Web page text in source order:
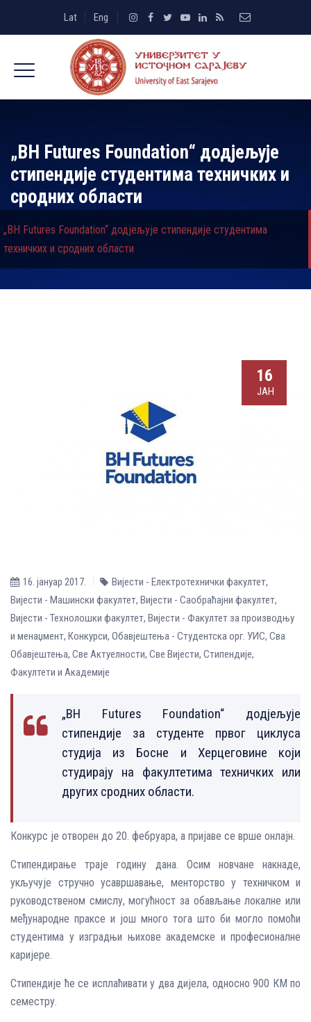
Lat Eng
„BH Futures Foundation“ додјељује
стипендије студентима техничких и
сродних области
„BH Futures Foundation“ додјељује стипендије студентима
техничких и сродних области
16
ЈАН
16. јануар 2017. Вијести - Електротехнички факултет,
Вијести - Машински факултет, Вијести - Саобраћајни факултет,
Вијести - Технолошки факултет, Вијести - Факултет за производњу
и менаџмент, Конкурси, Обавјештења - Студентска орг. УИС, Сва
Обавјештења, Све Aктуелности, Све Вијести, Стипендије,
Факултети и Академије
„BH Futures Foundation“ додјељује
стипендије за студенте првог циклуса
студија из Босне и Херцеговине који
студирају на факултетима техничких или
других сродних области.
Конкурс је отворен до 20. фебруара, а пријаве се врше онлајн.
Стипендирање траје годину дана. Oсим новчане накнаде,
укључује стручно усавршавање, менторство у техничком и
руководственом смислу, могућност за обављање локалне или
међународне праксе и још много тога што би могло помоћи
студентима у изградњи њихове академске и професионалне
каријере.
Стипендије ће се исплаћивати у два дијела, односно 900 КМ по
семестру.